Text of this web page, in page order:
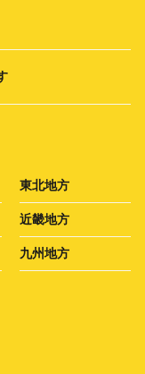
東北地方
近畿地方
九州地方